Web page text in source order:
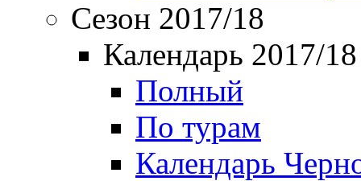
Сезон 2017/18
Календарь 2017/18
Полный
По турам
Календарь